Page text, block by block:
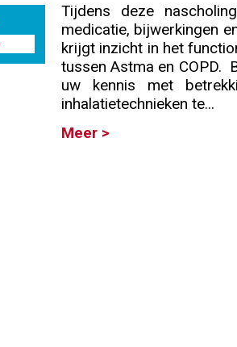
Tijdens deze
medicatie, bijwerkingen
krijgt inzicht in het
tussen Astma en COPD.
uw kennis met
inhalatietechnieken te...
Meer >